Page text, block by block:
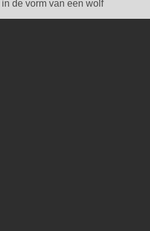
de vorm van een wolf